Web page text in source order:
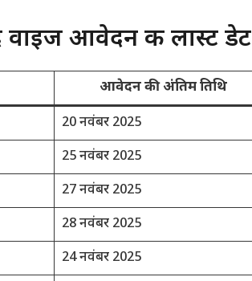
आवेदन की लास्ट डेट
आवेदन की अंतिम तिथि
20 नवंबर 2025
25 नवंबर 2025
27 नवंबर 2025
28 नवंबर 2025
24 नवंबर 2025